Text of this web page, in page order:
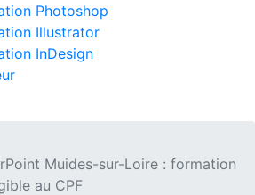
Photoshop
Illustrator
InDesign
Muides-sur-Loire : formation
au CPF